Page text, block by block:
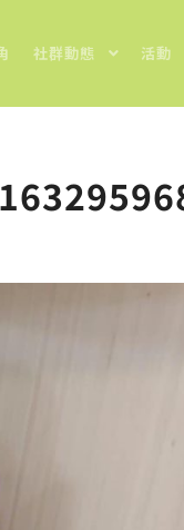
社群動態 活動